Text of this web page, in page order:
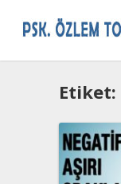
Etiket: